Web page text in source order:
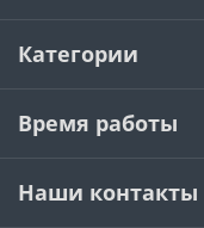
Категории
Время работы
Наши контакты